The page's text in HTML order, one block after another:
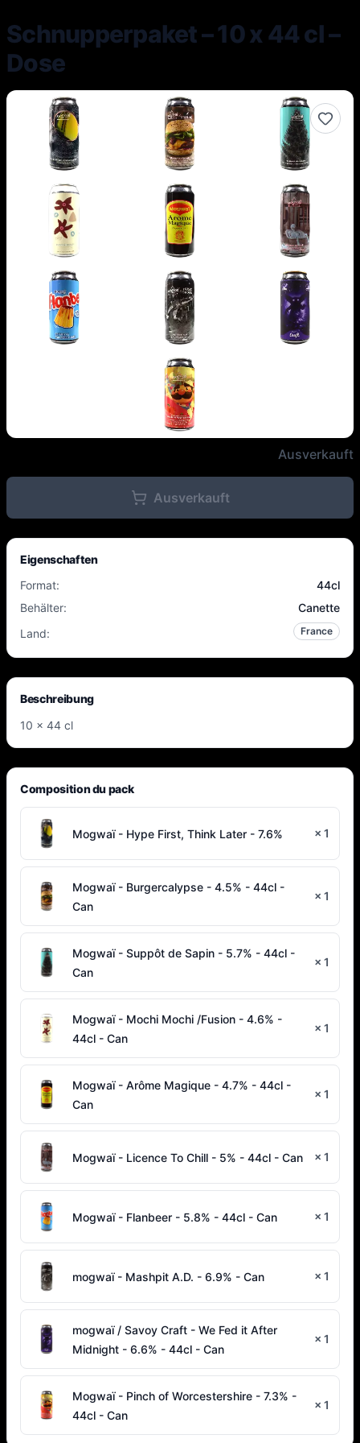
Schnupperpaket – 10 x 44 cl –
Dose
Schnupperpaket – 10 x 44 cl –
Ausverkauft
Ausverkauft
Eigenschaften
Format:
44cl
Behälter:
Canette
Land: France
Beschreibung
10 x 44 cl
Composition du pack
Mogwaï - Hype First, Think Later - 7.6% × 1
Mogwaï - Burgercalypse - 4.5% - 44cl -
Can
× 1
Mogwaï - Suppôt de Sapin - 5.7% - 44cl -
Can
× 1
Mogwaï - Mochi Mochi /Fusion - 4.6% -
44cl - Can
× 1
Mogwaï - Arôme Magique - 4.7% - 44cl -
Can
× 1
Mogwaï - Licence To Chill - 5% - 44cl - Can × 1
Mogwaï - Flanbeer - 5.8% - 44cl - Can × 1
mogwaï - Mashpit A.D. - 6.9% - Can × 1
mogwaï / Savoy Craft - We Fed it After
Midnight - 6.6% - 44cl - Can
× 1
Mogwaï - Pinch of Worcestershire - 7.3% -
44cl - Can
× 1